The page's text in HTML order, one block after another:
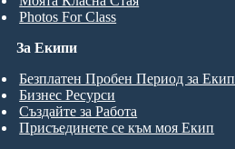
Photos For Class
За Екипи
Безплатен Пробен Период за
Бизнес Ресурси
Създайте за Работа
Присъединете се към моя Екип